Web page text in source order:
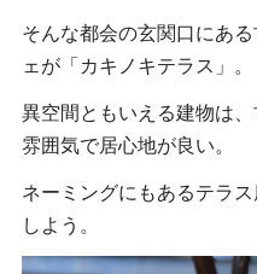
そんな都会の玄関口にあ
ェが「カキノキテラス」。
異空間ともいえる建物は
雰囲気で居心地が良い。
ネーミングにもあるテラ
しよう。